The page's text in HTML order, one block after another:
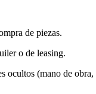
de piezas.
o de leasing.
(mano de obra,